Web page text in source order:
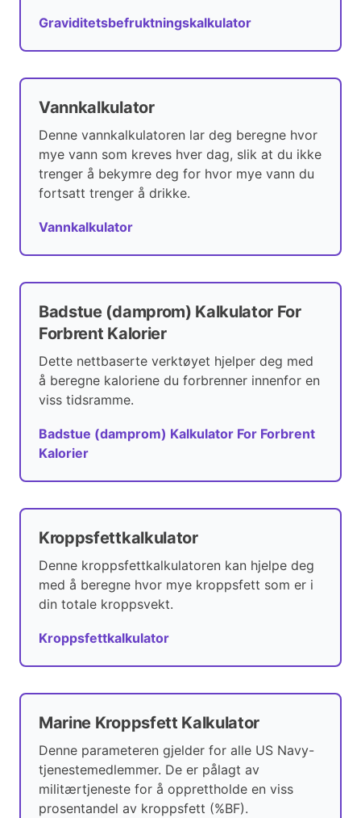
Graviditetsbefruktningskalkulator
Vannkalkulator
Denne vannkalkulatoren lar deg beregne hvor
mye vann som kreves hver dag, slik at du ikke
trenger å bekymre deg for hvor mye vann du
fortsatt trenger å drikke.
Vannkalkulator
Badstue (damprom) Kalkulator For
Forbrent Kalorier
Dette nettbaserte verktøyet hjelper deg med
å beregne kaloriene du forbrenner innenfor en
viss tidsramme.
Badstue (damprom) Kalkulator For Forbrent
Kalorier
Kroppsfettkalkulator
Denne kroppsfettkalkulatoren kan hjelpe deg
med å beregne hvor mye kroppsfett som er i
din totale kroppsvekt.
Kroppsfettkalkulator
Marine Kroppsfett Kalkulator
Denne parameteren gjelder for alle US Navy-
tjenestemedlemmer. De er pålagt av
militærtjeneste for å opprettholde en viss
prosentandel av kroppsfett (%BF).